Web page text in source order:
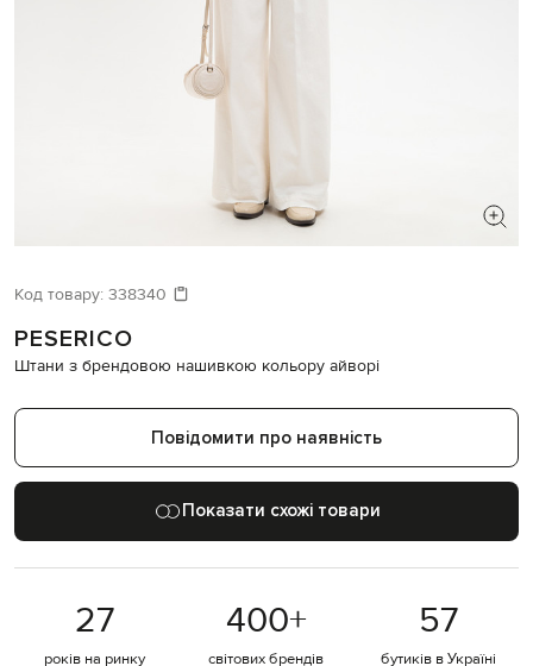
Давайте підберемо щось ще
Схожі товари
Код товару: 338340
PESERICO
Штани з брендовою нашивкою кольору айворі
Повідомити про наявність
Показати схожі товари
27
років на ринку
400+
світових брендів
57
бутиків в Україні